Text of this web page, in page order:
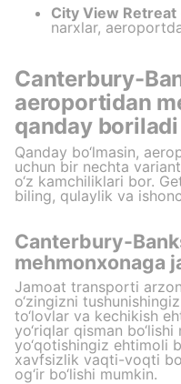
City View Retreat
narxlar,
Canterbury-
aeroportidan
qanday boriladi
Qanday bo‘lmasin,
uchun bir nechta
o‘z kamchiliklari bor.
biling, qulaylik va
Canterbury-
mehmonxonaga
Jamoat transporti
o‘zingizni
to‘lovlar va kechikish
yo‘riqlar qisman
yo‘qotishingiz ehtimoli
xavfsizlik vaqti-voqti
og‘ir bo‘lishi mumkin.